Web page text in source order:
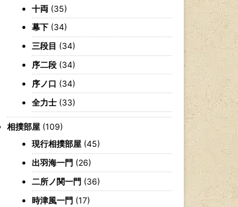
十両 (35)
幕下 (34)
三段目 (34)
序二段 (34)
序ノ口 (34)
全力士 (33)
相撲部屋 (109)
現行相撲部屋 (45)
出羽海一門 (26)
二所ノ関一門 (36)
時津風一門 (17)